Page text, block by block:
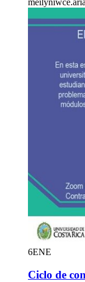
meilyniwce
6ENE
Ciclo de